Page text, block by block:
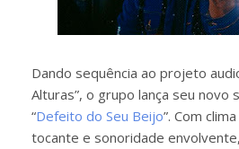
Dando sequência ao projeto
Alturas”, o grupo lança seu novo
“Defeito do Seu Beijo”. Com
tocante e sonoridade